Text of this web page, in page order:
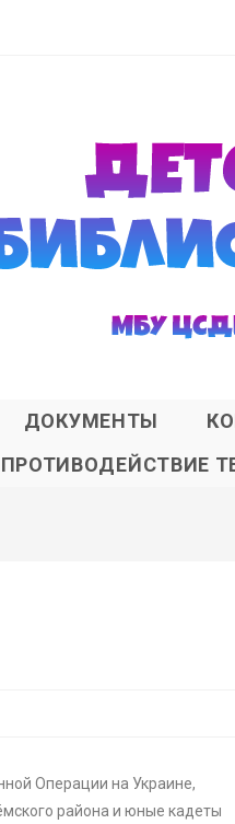
ДОКУМЕНТЫ
ПРОТИВОДЕЙСТВИЕ
Операции на Украине,
района и юные кадеты